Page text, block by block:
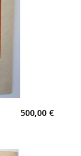
500,00 €